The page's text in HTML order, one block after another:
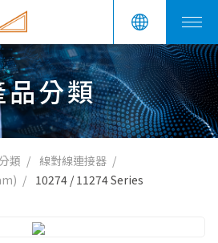
品分類
類
線對線連接器
10274 / 11274 Series